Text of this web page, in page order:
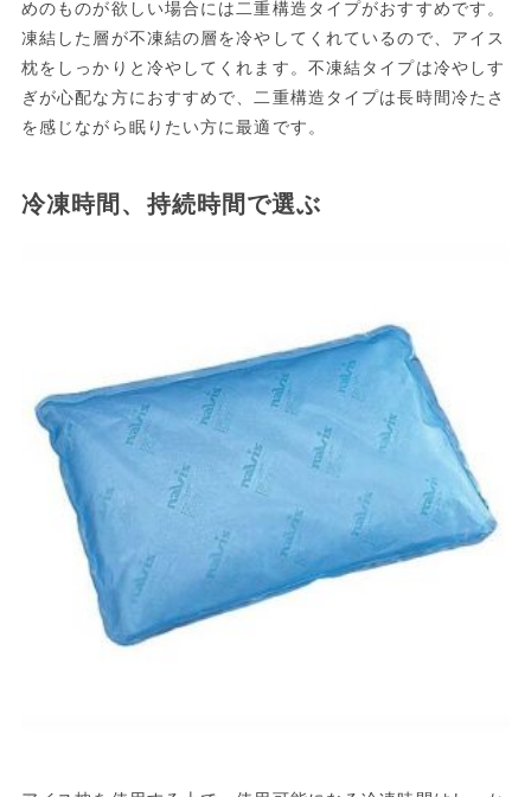
めのものが欲しい場合には二重構造タイプがおすすめです。
凍結した層が不凍結の層を冷やしてくれているので、アイス
枕をしっかりと冷やしてくれます。不凍結タイプは冷やしす
ぎが心配な方におすすめで、二重構造タイプは長時間冷たさ
を感じながら眠りたい方に最適です。
冷凍時間、持続時間で選ぶ